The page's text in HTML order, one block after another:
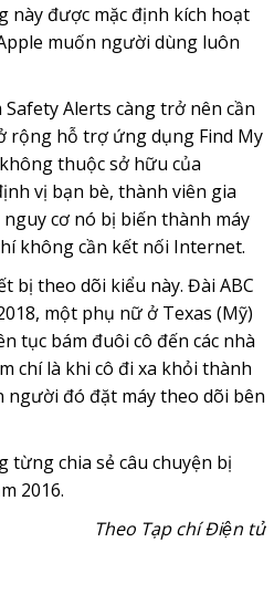
này được mặc định kích hoạt
muốn người dùng luôn
Alerts càng trở nên cần
rộng hỗ trợ ứng dụng Find My
thuộc sở hữu của
vị bạn bè, thành viên gia
nguy cơ nó bị biến thành máy
không cần kết nối Internet.
bị theo dõi kiểu này. Đài ABC
một phụ nữ ở Texas (Mỹ)
tục bám đuôi cô đến các nhà
chí là khi cô đi xa khỏi thành
người đó đặt máy theo dõi bên
từng chia sẻ câu chuyện bị
2016.
Theo Tạp chí Điện tử